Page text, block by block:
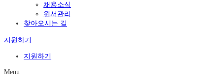
채용소식
원서관리
찾아오시는 길
지원하기
지원하기
Menu